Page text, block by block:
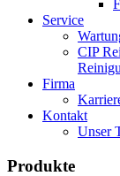
Service
CIP
Firma
Kontakt
Unser
Produkte